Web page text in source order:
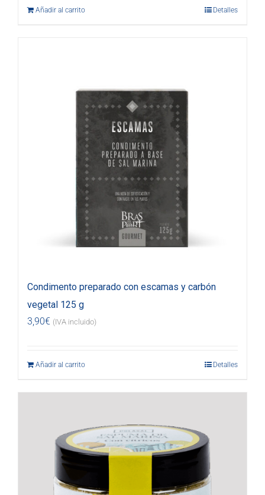
Añadir al carrito Detalles
Condimento preparado con escamas y carbón
vegetal 125 g
3,90€ (IVA incluido)
Añadir al carrito Detalles